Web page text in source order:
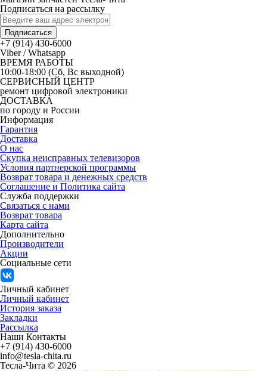
Подписаться на рассылку
Подписаться
+7 (914) 430-6000
Viber / Whatsapp
ВРЕМЯ РАБОТЫ
10:00-18:00 (Сб, Вс выходной)
СЕРВИСНЫЙ ЦЕНТР
ремонт цифровой электроники
ДОСТАВКА
по городу и России
Информация
Гарантия
Доставка
О нас
Скупка неисправных телевизоров
Условия партнерской программы
Возврат товара и денежных средств
Соглашение и Политика сайта
Служба поддержки
Связаться с нами
Возврат товара
Карта сайта
Дополнительно
Производители
Акции
Социальные сети
Личный кабинет
Личный кабинет
История заказа
Закладки
Рассылка
Наши Контакты
+7 (914) 430-6000
info@tesla-chita.ru
Тесла-Чита © 2026